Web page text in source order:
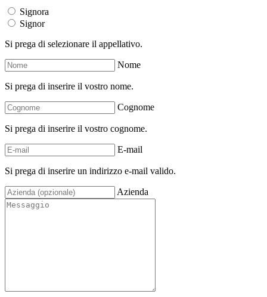
Signora
Signor
Si prega di selezionare il appellativo.
Nome
Si prega di inserire il vostro nome.
Cognome
Si prega di inserire il vostro cognome.
E-mail
Si prega di inserire un indirizzo e-mail valido.
Azienda